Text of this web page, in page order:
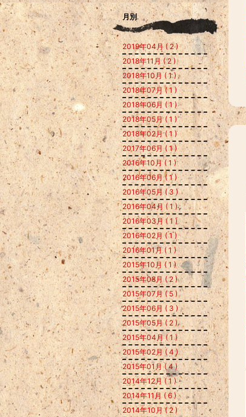
月別
2019年04月 ( 2 )
2018年11月 ( 2 )
2018年10月 ( 1 )
2018年07月 ( 1 )
2018年06月 ( 1 )
2018年05月 ( 1 )
2018年02月 ( 1 )
2017年06月 ( 1 )
2016年10月 ( 1 )
2016年06月 ( 1 )
2016年05月 ( 3 )
2016年04月 ( 1 )
2016年03月 ( 1 )
2016年02月 ( 1 )
2016年01月 ( 1 )
2015年10月 ( 1 )
2015年08月 ( 2 )
2015年07月 ( 5 )
2015年06月 ( 3 )
2015年05月 ( 2 )
2015年04月 ( 1 )
2015年02月 ( 4 )
2015年01月 ( 4 )
2014年12月 ( 1 )
2014年11月 ( 6 )
2014年10月 ( 2 )